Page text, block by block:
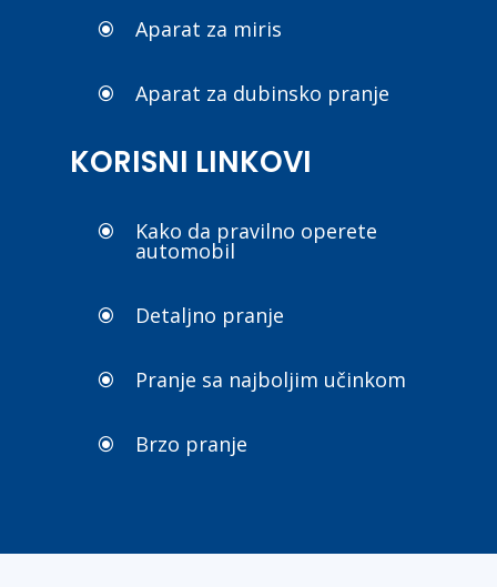
\ Aparat za miris
\ Aparat za dubinsko pranje
KORISNI LINKOVI
\ Kako da pravilno operete
automobil
\ Detaljno pranje
\ Pranje sa najboljim učinkom
\ Brzo pranje